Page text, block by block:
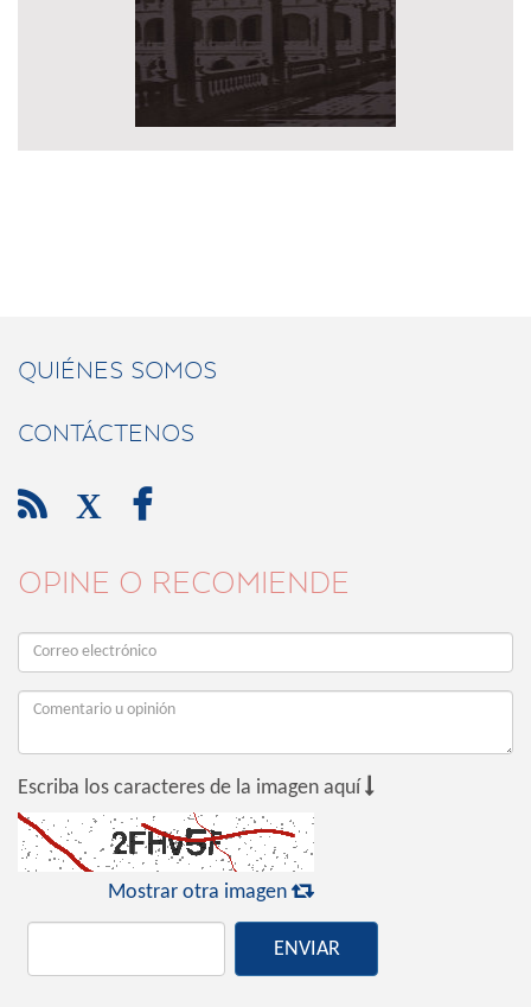
QUIÉNES SOMOS
CONTÁCTENOS
 X 
OPINE O RECOMIENDE
Escriba los caracteres de la imagen aquí 
Mostrar otra imagen 
ENVIAR